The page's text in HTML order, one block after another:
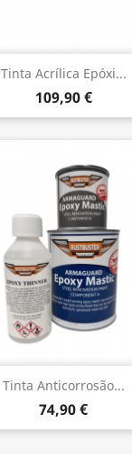
Tinta Acrílica Epóxi...
109,90 €
Tinta Anticorrosão...
74,90 €